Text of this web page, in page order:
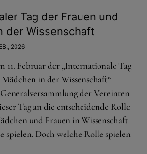
Tag der Frauen und
der Wissenschaft
2026
11. Februar der „Internationale Tag
in der Wissenschaft“
der Vereinten
Tag an die entscheidende Rolle
und Frauen in Wissenschaft
spielen. Doch welche Rolle spielen
auf externe Inhalte keiner manuellen